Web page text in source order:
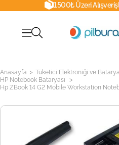
1500₺ Üzeri
Anasayfa > Tüketici Elektroniği ve
HP Notebook Bataryası >
Hp ZBook 14 G2 Mobile Workstation